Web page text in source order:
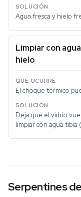
Agua fresca y hielo
Limpiar con
hielo
El choque térmico
Deja que el vidrio
limpiar con agua tibia
Serpentines